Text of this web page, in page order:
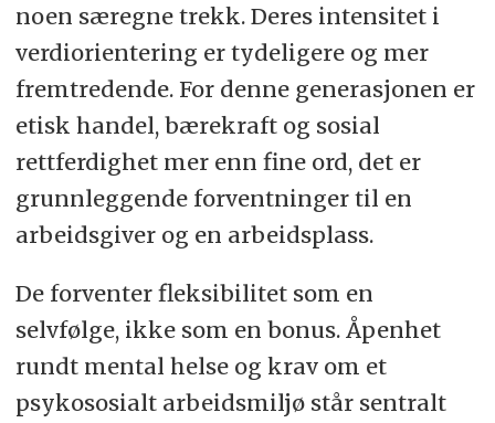
noen særegne trekk. Deres intensitet i
verdiorientering er tydeligere og mer
fremtredende. For denne generasjonen er
etisk handel, bærekraft og sosial
rettferdighet mer enn fine ord, det er
grunnleggende forventninger til en
arbeidsgiver og en arbeidsplass.
De forventer fleksibilitet som en
selvfølge, ikke som en bonus. Åpenhet
rundt mental helse og krav om et
psykososialt arbeidsmiljø står sentralt